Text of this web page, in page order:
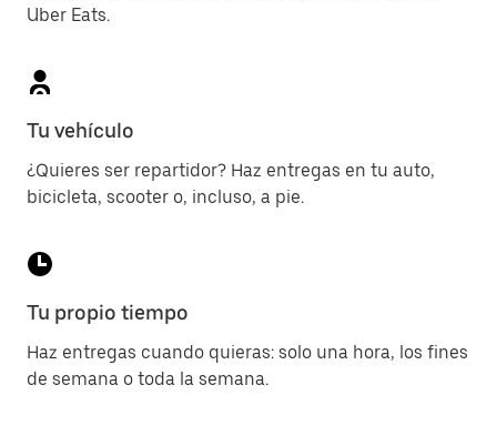
Uber Eats.
Tu vehículo
¿Quieres ser repartidor? Haz entregas en tu auto,
bicicleta, scooter o, incluso, a pie.
Tu propio tiempo
Haz entregas cuando quieras: solo una hora, los fines
de semana o toda la semana.